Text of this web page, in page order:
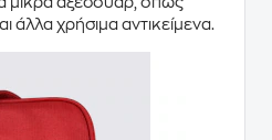
άλλα χρήσιμα αντικείμενα.